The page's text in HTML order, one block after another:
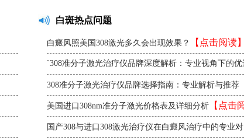
白斑热点问题
白癜风照美国308激光多久会出现效果？ 【点击阅读
`308准分子激光治疗仪品牌深度解析：专业视角下的优
`【点击阅读】
308准分子激光治疗仪品牌选择指南：专业解析与推荐
阅读】
美国进口308nm准分子激光价格表及详细分析【点击
国产308与进口308激光治疗仪在白癜风治疗中的专业